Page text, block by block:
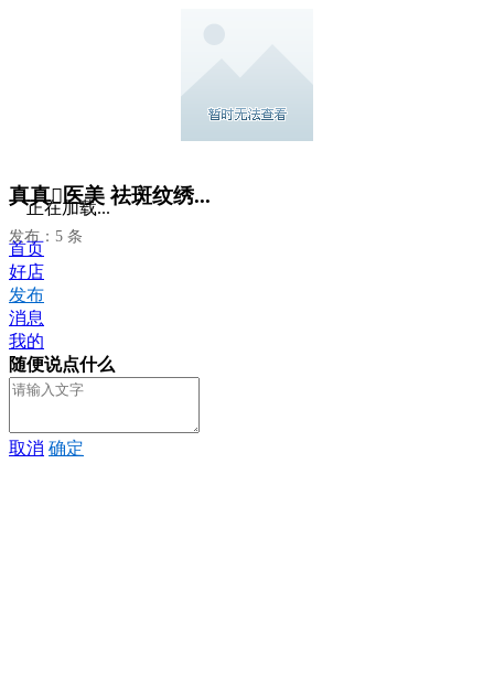
真真医美 祛斑纹绣...
发布：5 条
正在加载...
首页
好店
发布
消息
我的
随便说点什么
取消 确定